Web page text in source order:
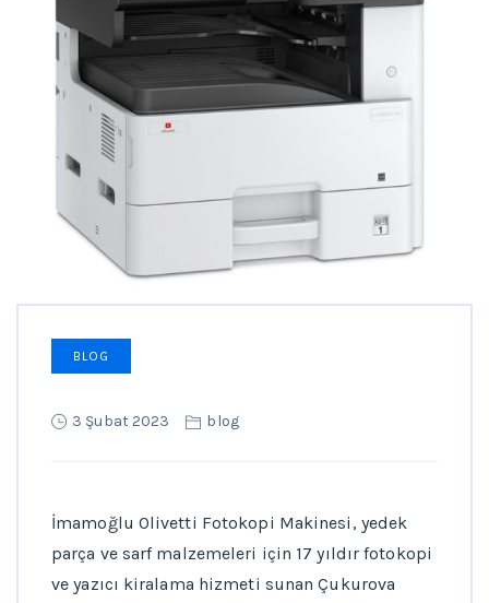
BLOG
3 Şubat 2023 blog
İmamoğlu Olivetti Fotokopi Makinesi, yedek
parça ve sarf malzemeleri için 17 yıldır fotokopi
ve yazıcı kiralama hizmeti sunan Çukurova